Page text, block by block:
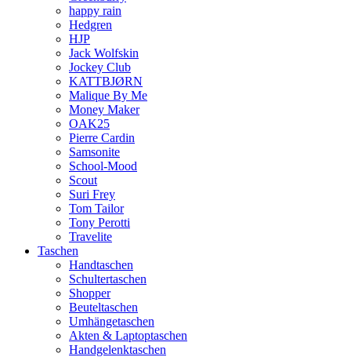
happy rain
Hedgren
HJP
Jack Wolfskin
Jockey Club
KATTBJØRN
Malique By Me
Money Maker
OAK25
Pierre Cardin
Samsonite
School-Mood
Scout
Suri Frey
Tom Tailor
Tony Perotti
Travelite
Taschen
Handtaschen
Schultertaschen
Shopper
Beuteltaschen
Umhängetaschen
Akten & Laptoptaschen
Handgelenktaschen